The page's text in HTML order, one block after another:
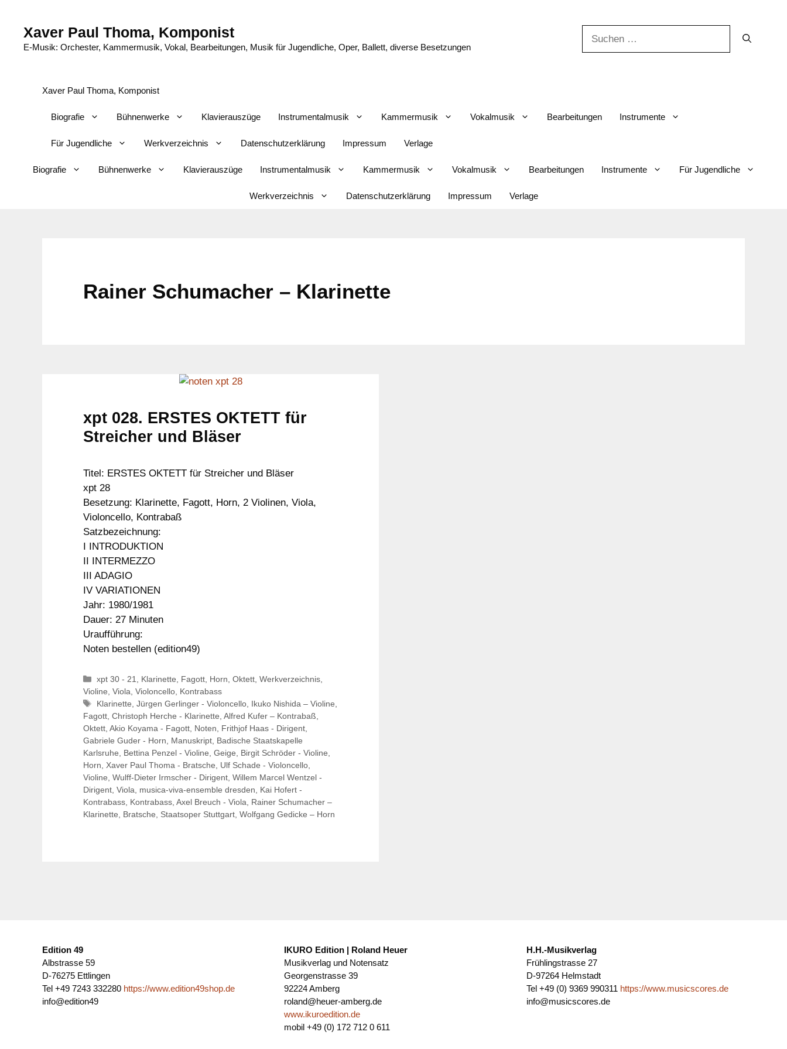
springenXaver Paul Thoma, Komponist
E-Musik: Orchester, Kammermusik, Vokal, Bearbeitungen, Musik für Jugendliche, Oper, Ballett, diverse Besetzungen
Xaver Paul Thoma, Komponist
Biografie Bühnenwerke Klavierauszüge Instrumentalmusik Kammermusik Vokalmusik Bearbeitungen Instrumente
Für Jugendliche Werkverzeichnis Datenschutzerklärung Impressum Verlage
Biografie Bühnenwerke Klavierauszüge Instrumentalmusik Kammermusik Vokalmusik Bearbeitungen Instrumente Für Jugendliche
Werkverzeichnis Datenschutzerklärung Impressum Verlage
Rainer Schumacher – Klarinette
xpt 028. ERSTES OKTETT für
Streicher und Bläser
Titel: ERSTES OKTETT für Streicher und Bläser
xpt 28
Besetzung: Klarinette, Fagott, Horn, 2 Violinen, Viola,
Violoncello, Kontrabaß
Satzbezeichnung:
I INTRODUKTION
II INTERMEZZO
III ADAGIO
IV VARIATIONEN
Jahr: 1980/1981
Dauer: 27 Minuten
Uraufführung:
Noten bestellen (edition49)
Kategorien
xpt 30 - 21 Klarinette Fagott Horn ,Oktett ,Werkverzeichnis
Violine Viola Violoncello Kontrabass
Schlagwörter
Klarinette ,Jürgen Gerlinger - Violoncello Ikuko Nishida – Violine
Fagott Christoph Herche - Klarinette Alfred Kufer – Kontrabaß
Oktett Akio Koyama - Fagott Noten Frithjof Haas - Dirigent
Gabriele Guder - Horn
Manuskript Badische Staatskapelle
Karlsruhe
Bettina Penzel - Violine Geige Birgit Schröder - Violine
Horn
Xaver Paul Thoma - Bratsche Ulf Schade - Violoncello
Violine Wulff-Dieter Irmscher - Dirigent Willem Marcel Wentzel -
Dirigent Viola musica-viva-ensemble dresden
Kai Hofert -
Kontrabass Kontrabass Axel Breuch - Viola
Rainer Schumacher –
Klarinette
Bratsche Staatsoper Stuttgart Wolfgang Gedicke – Horn
Edition 49
Albstrasse 59
D-76275 Ettlingen
Tel +49 7243 332280 https://www.edition49shop.de
info@edition49
IKURO Edition | Roland Heuer
Musikverlag und Notensatz
Georgenstrasse 39
92224 Amberg
roland@heuer-amberg.de
www.ikuroedition.de
mobil +49 (0) 172 712 0 611
H.H.-Musikverlag
Frühlingstrasse 27
D-97264 Helmstadt
Tel +49 (0) 9369 990311 https://www.musicscores.de
info@musicscores.de